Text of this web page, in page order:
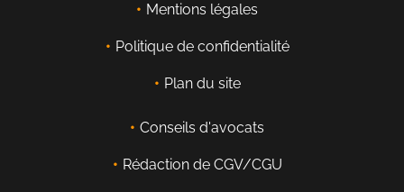
Mentions légales
Politique de confidentialité
Plan du site
Conseils d'avocats
Rédaction de CGV/CGU